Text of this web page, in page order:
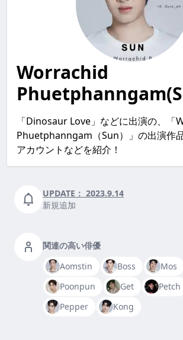
Worrachid
「Dinosaur Love」などに出演の、「
Phuetphanngam（Sun）」の出演作
アカウントなどを紹介！
UPDATE： 2023.9.14
新規追加
関連の高い俳優
Aomstin
Boss Mos
Poonpun
Get
Petch
Pepper
Kong